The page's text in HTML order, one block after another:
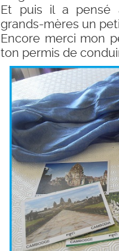
Et puis il a pensé
grands-mères un
Encore merci mon
ton permis de